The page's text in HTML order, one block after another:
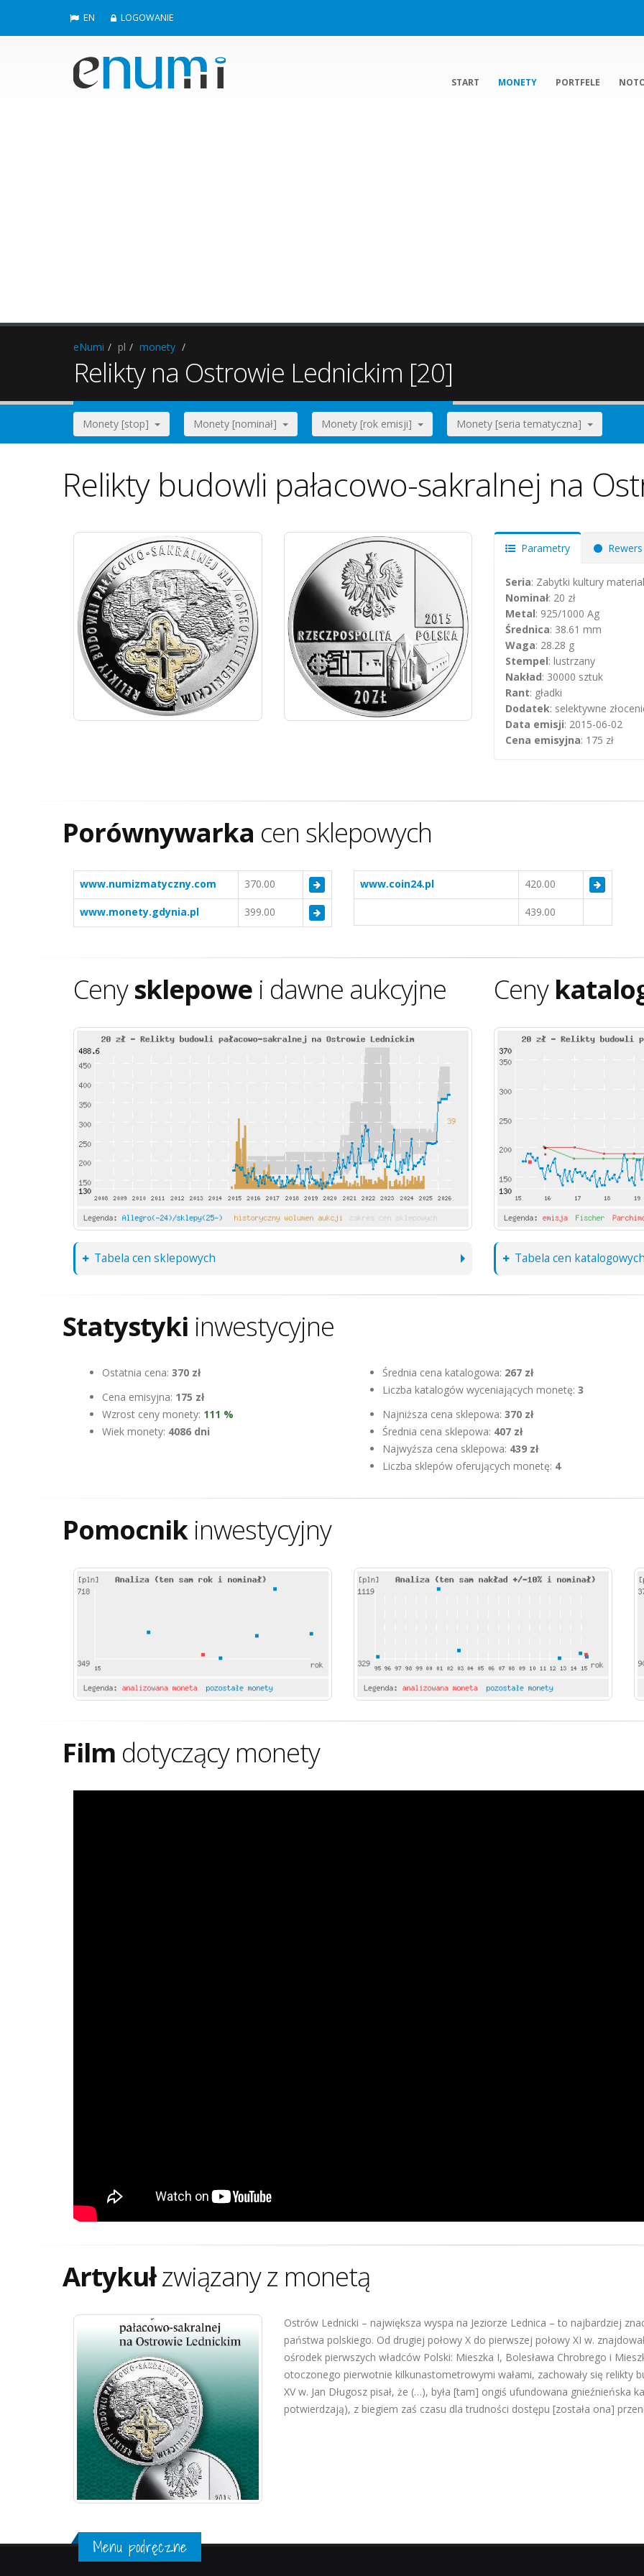
EN LOGOWANIE
START MONETY PORTFELE
eNumi pl monety
Relikty na Ostrowie Lednickim [20]
Monety [stop] Monety [nominał] Monety [rok emisji] Monety [seria tematyczna]
Relikty budowli pałacowo-sakralnej na
Parametry Rewers
Seria: Zabytki kultury
Nominał: 20 zł
Metal: 925/1000 Ag
Średnica: 38.61 mm
Waga: 28.28 g
Stempel: lustrzany
Nakład: 30000 sztuk
Rant: gładki
Dodatek: selektywne
Data emisji: 2015-06-02
Cena emisyjna: 175 zł
Porównywarka cen sklepowych
www.numizmatyczny.com 370.00
www.monety.gdynia.pl 399.00
www.coin24.pl 420.00
439.00
Cenysklepowe i dawne aukcyjne
Tabela cen sklepowych
Ceny
Tabela cen
Statystyki inwestycyjne
Ostatnia cena: 370 zł
Cena emisyjna: 175 zł
Wzrost ceny monety: 111 %
Wiek monety: 4086 dni
Średnia cena katalogowa: 267 zł
Liczba katalogów wyceniających monetę: 3
Najniższa cena sklepowa: 370 zł
Średnia cena sklepowa: 407 zł
Najwyźsza cena sklepowa: 439 zł
Liczba sklepów oferujących monetę: 4
Pomocnikinwestycyjny
Film dotyczący monety
Artykułzwiązany z monetą
Ostrów Lednicki – największa wyspa na Jeziorze Lednica – to najbardziej
państwa polskiego. Od drugiej połowy X do pierwszej połowy XI w.
ośrodek pierwszych władców Polski: Mieszka I, Bolesława Chrobrego i
otoczonego pierwotnie kilkunastometrowymi wałami, zachowały się relikty
XV w. Jan Długosz pisał, że (…), była [tam] ongiś ufundowana
potwierdzają), z biegiem zaś czasu dla trudności dostępu [została ona]
Menu podręczne